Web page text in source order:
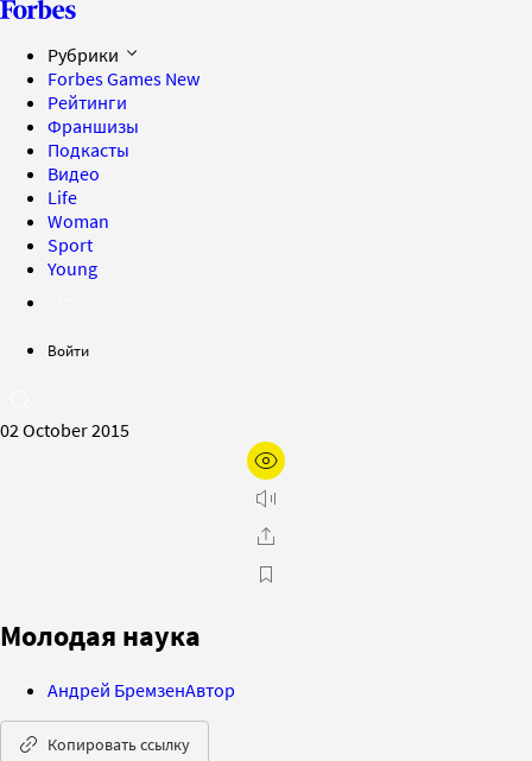
Рубрики
Forbes Games New
Рейтинги
Франшизы
Подкасты
Видео
Life
Woman
Sport
Young
Войти
02 October 2015
Молодая наука
Андрей БремзенАвтор
Копировать ссылку